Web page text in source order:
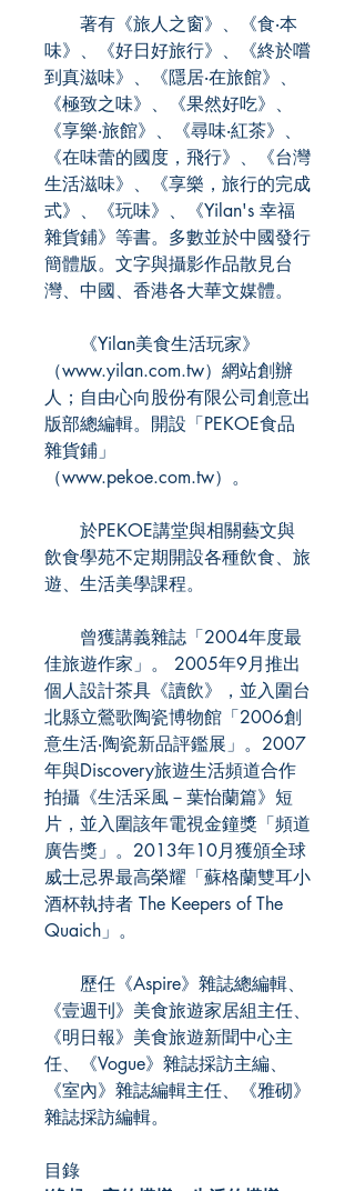
著有《旅人之窗》、《食‧本
味》、《好日好旅行》、《終於嚐
到真滋味》、《隱居‧在旅館》、
《極致之味》、《果然好吃》、
《享樂‧旅館》、《尋味‧紅茶》、
《在味蕾的國度，飛行》、《台灣
生活滋味》、《享樂，旅行的完成
式》、《玩味》、《Yilan's 幸福
雜貨鋪》等書。多數並於中國發行
簡體版。文字與攝影作品散見台
灣、中國、香港各大華文媒體。
《Yilan美食生活玩家》
（www.yilan.com.tw）網站創辦
人；自由心向股份有限公司創意出
版部總編輯。開設「PEKOE食品
雜貨鋪」
（www.pekoe.com.tw）。
於PEKOE講堂與相關藝文與
飲食學苑不定期開設各種飲食、旅
遊、生活美學課程。
曾獲講義雜誌「2004年度最
佳旅遊作家」。 2005年9月推出
個人設計茶具《讀飲》，並入圍台
北縣立鶯歌陶瓷博物館「2006創
意生活‧陶瓷新品評鑑展」。2007
年與Discovery旅遊生活頻道合作
拍攝《生活采風－葉怡蘭篇》短
片，並入圍該年電視金鐘獎「頻道
廣告獎」。2013年10月獲頒全球
威士忌界最高榮耀「蘇格蘭雙耳小
酒杯執持者 The Keepers of The
Quaich」。
歷任《Aspire》雜誌總編輯、
《壹週刊》美食旅遊家居組主任、
《明日報》美食旅遊新聞中心主
任、《Vogue》雜誌採訪主編、
《室內》雜誌編輯主任、《雅砌》
雜誌採訪編輯。
目錄